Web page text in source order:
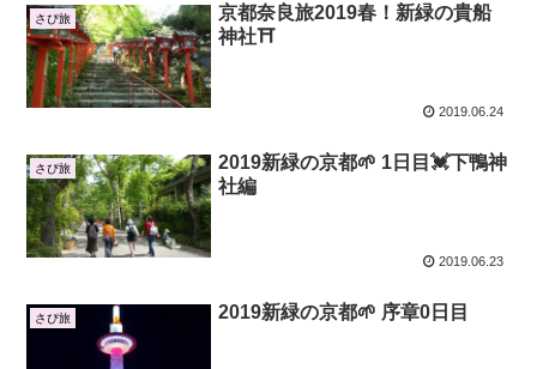
さぴ旅
京都奈良旅2019春！新緑の貴船
神社⛩
2019.06.24
さぴ旅
2019新緑の京都🌱 1日目💓下鴨神
社編
2019.06.23
さぴ旅 2019新緑の京都🌱 序章0日目